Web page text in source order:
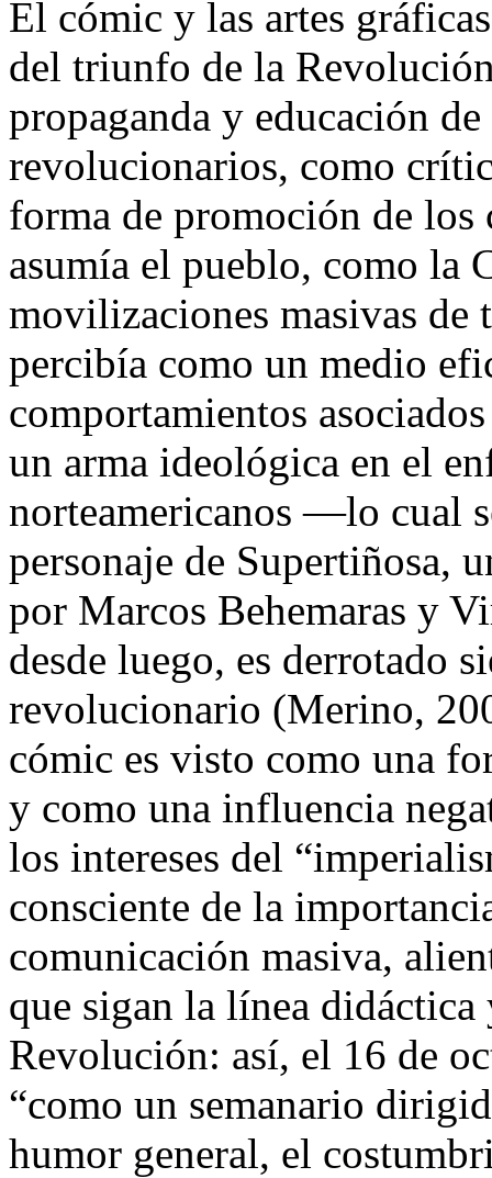
El cómic y las artes
del triunfo de la
propaganda y educación
revolucionarios, como
forma de promoción de los
asumía el pueblo, como la
movilizaciones masivas
percibía como un medio
comportamientos
un arma ideológica en el
norteamericanos —lo cual
personaje de Supertiñosa,
por Marcos Behemaras y
desde luego, es derrotado
revolucionario (Merino,
cómic es visto como una
y como una influencia
los intereses del
consciente de la
comunicación masiva,
que sigan la línea
Revolución: así, el 16 de
“como un semanario
humor general, el